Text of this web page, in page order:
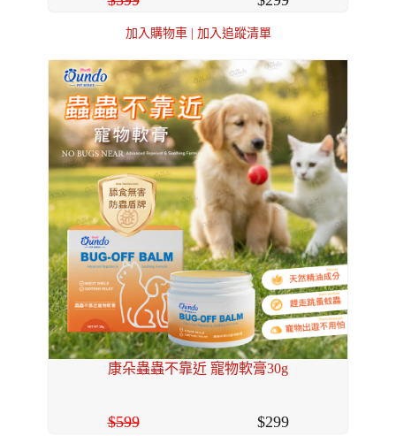
加入購物車 | 加入追蹤清單
康朵蟲蟲不靠近 寵物軟膏30g
599 299